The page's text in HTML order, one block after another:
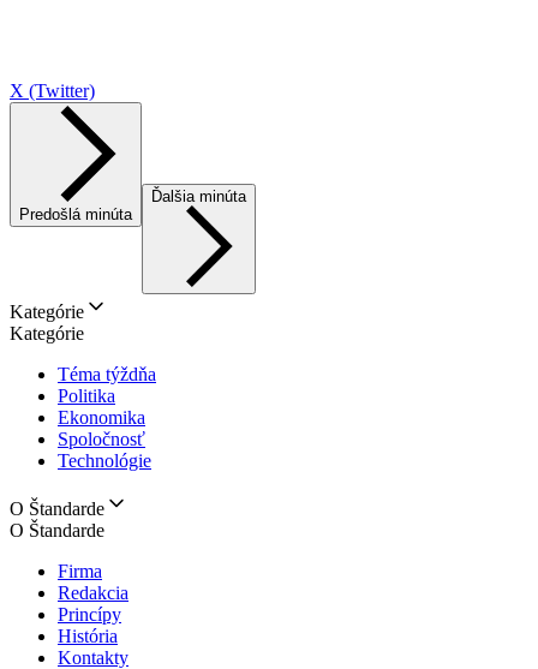
X (Twitter)
Predošlá minúta
Ďalšia minúta
Kategórie
Kategórie
Téma týždňa
Politika
Ekonomika
Spoločnosť
Technológie
O Štandarde
O Štandarde
Firma
Redakcia
Princípy
História
Kontakty